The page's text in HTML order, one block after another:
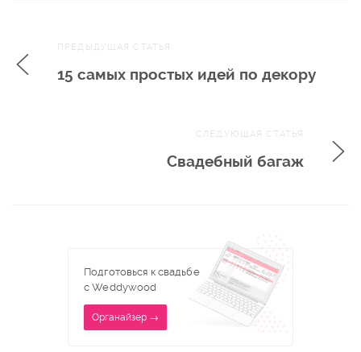
Навигация
по записям
ПРЕДЫДУЩАЯ СТАТЬЯ
15 самых простых идей по декору
СЛЕДУЮЩАЯ СТАТЬЯ
Свадебный багаж
Подготовься к свадьбе
с Weddywood
Органайзер →